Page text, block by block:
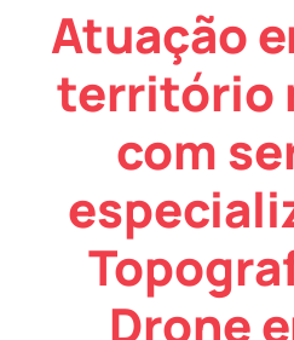
Atuação
território
com
Drone